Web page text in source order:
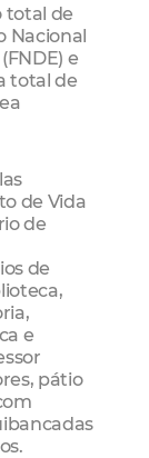
total de
Nacional
e
total de
de Vida
de
de
e
pátio